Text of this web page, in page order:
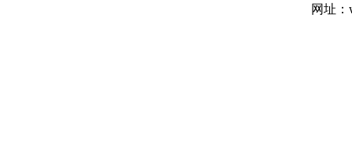
网址：